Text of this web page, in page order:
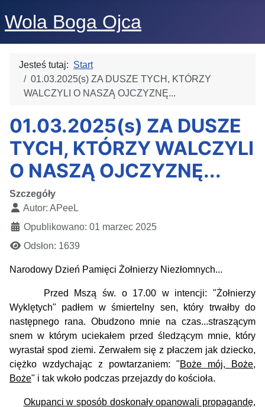
Wola Boga Ojca
Jesteś tutaj: Start
01.03.2025(s) ZA DUSZE TYCH, KTÓRZY
WALCZYLI O NASZĄ OJCZYZNĘ...
01.03.2025(s) ZA DUSZE
TYCH, KTÓRZY WALCZYLI
O NASZĄ OJCZYZNĘ...
Szczegóły
Autor: APeeL
Opublikowano: 01 marzec 2025
Odsłon: 1639
Narodowy Dzień Pamięci Żołnierzy Niezłomnych...
Przed Mszą św. o 17.00 w intencji: "Żołnierzy
Wyklętych" padłem w śmiertelny sen, który trwałby do
następnego rana. Obudzono mnie na czas...straszącym
snem w którym uciekałem przed śledzącym mnie, który
wyrastał spod ziemi. Zerwałem się z płaczem jak dziecko,
ciężko wzdychając z powtarzaniem: "Boże mój, Boże,
Boże" i tak wkoło podczas przejazdy do kościoła.
Okupanci w sposób doskonały opanowali propagandę,